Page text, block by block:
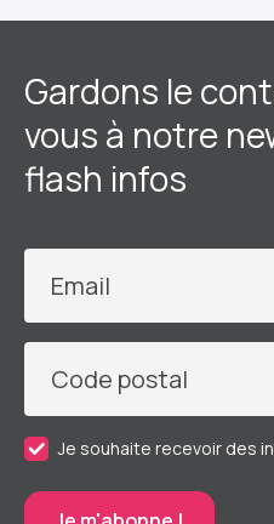
Gardons le
vous à notre
flash infos
Email
Code postal
Je souhaite recevoir des